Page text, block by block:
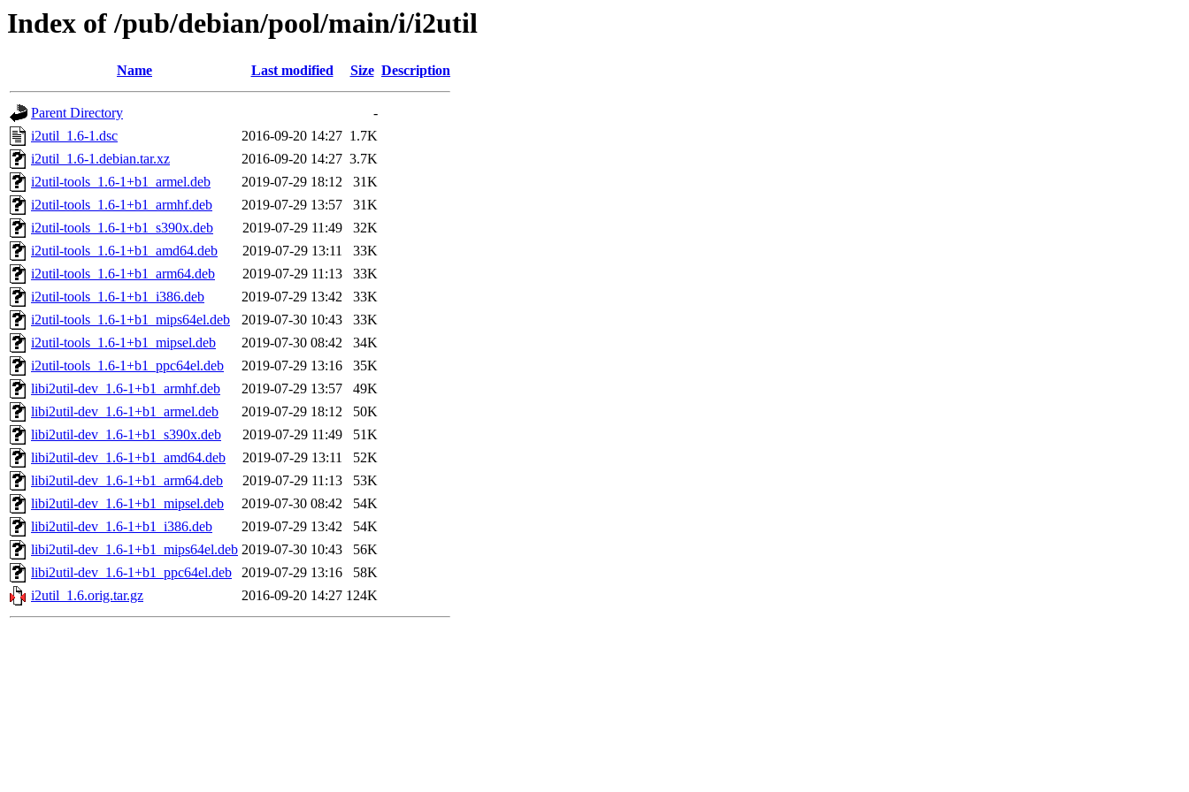
Index of /pub/debian/pool/main/i/i2util
Name Last modified Size Description
Parent Directory
-
i2util_1.6-1.dsc
2016-09-20 14:27 1.7K
i2util_1.6-1.debian.tar.xz
2016-09-20 14:27 3.7K
i2util-tools_1.6-1+b1_armel.deb
2019-07-29 18:12
31K
i2util-tools_1.6-1+b1_armhf.deb
2019-07-29 13:57
31K
i2util-tools_1.6-1+b1_s390x.deb
2019-07-29 11:49
32K
i2util-tools_1.6-1+b1_amd64.deb
2019-07-29 13:11
33K
i2util-tools_1.6-1+b1_arm64.deb
2019-07-29 11:13
33K
i2util-tools_1.6-1+b1_i386.deb
2019-07-29 13:42
33K
i2util-tools_1.6-1+b1_mips64el.deb
2019-07-30 10:43
33K
i2util-tools_1.6-1+b1_mipsel.deb
2019-07-30 08:42
34K
i2util-tools_1.6-1+b1_ppc64el.deb
2019-07-29 13:16
35K
libi2util-dev_1.6-1+b1_armhf.deb
2019-07-29 13:57
49K
libi2util-dev_1.6-1+b1_armel.deb
2019-07-29 18:12
50K
libi2util-dev_1.6-1+b1_s390x.deb
2019-07-29 11:49
51K
libi2util-dev_1.6-1+b1_amd64.deb
2019-07-29 13:11
52K
libi2util-dev_1.6-1+b1_arm64.deb
2019-07-29 11:13
53K
libi2util-dev_1.6-1+b1_mipsel.deb
2019-07-30 08:42
54K
libi2util-dev_1.6-1+b1_i386.deb
2019-07-29 13:42
54K
libi2util-dev_1.6-1+b1_mips64el.deb 2019-07-30 10:43
56K
libi2util-dev_1.6-1+b1_ppc64el.deb
2019-07-29 13:16
58K
i2util_1.6.orig.tar.gz
2016-09-20 14:27 124K